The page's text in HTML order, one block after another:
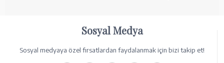
Sosyal Medya
Sosyal medyaya özel fırsatlardan faydalanmak için bizi takip et!